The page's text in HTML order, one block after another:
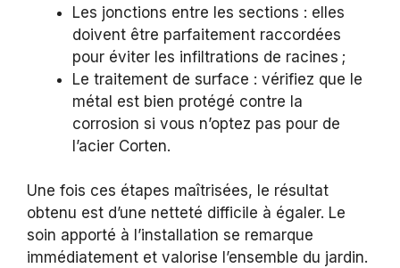
Les jonctions entre les sections : elles
doivent être parfaitement raccordées
pour éviter les infiltrations de racines ;
Le traitement de surface : vérifiez que le
métal est bien protégé contre la
corrosion si vous n’optez pas pour de
l’acier Corten.
Une fois ces étapes maîtrisées, le résultat
obtenu est d’une netteté difficile à égaler. Le
soin apporté à l’installation se remarque
immédiatement et valorise l’ensemble du jardin.